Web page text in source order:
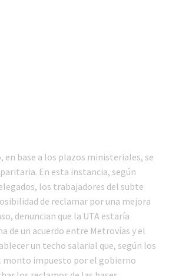
en base a los plazos ministeriales, se
En esta instancia, según
los trabajadores del subte
de reclamar por una mejora
denuncian que la UTA estaría
de un acuerdo entre Metrovías y el
un techo salarial que, según los
monto impuesto por el gobierno